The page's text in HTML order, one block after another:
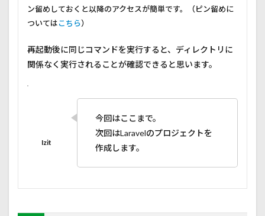
ン留めしておくと以降のアクセスが簡単です。（ピン留めに
ついてはこちら）
再起動後に同じコマンドを実行すると、ディレクトリに
関係なく実行されることが確認できると思います。
今回はここまで。
次回はLaravelのプロジェクトを
作成します。